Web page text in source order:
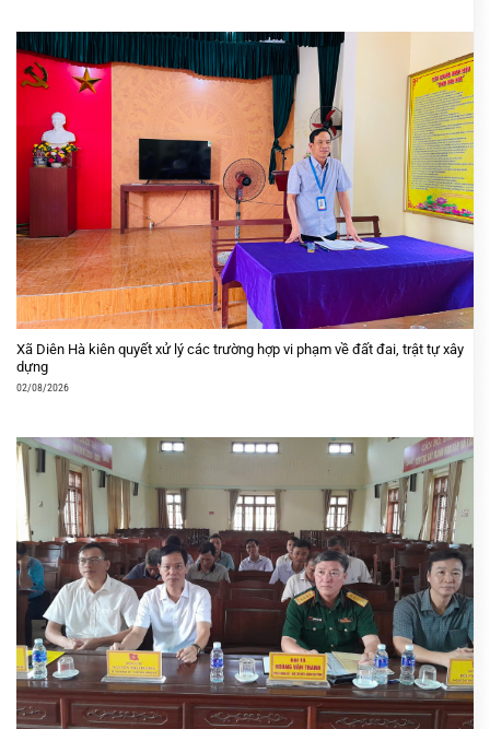
Xã Diên Hà kiên quyết xử lý các trường hợp vi phạm về đất đai, trật tự xây
dựng
02/08/2026